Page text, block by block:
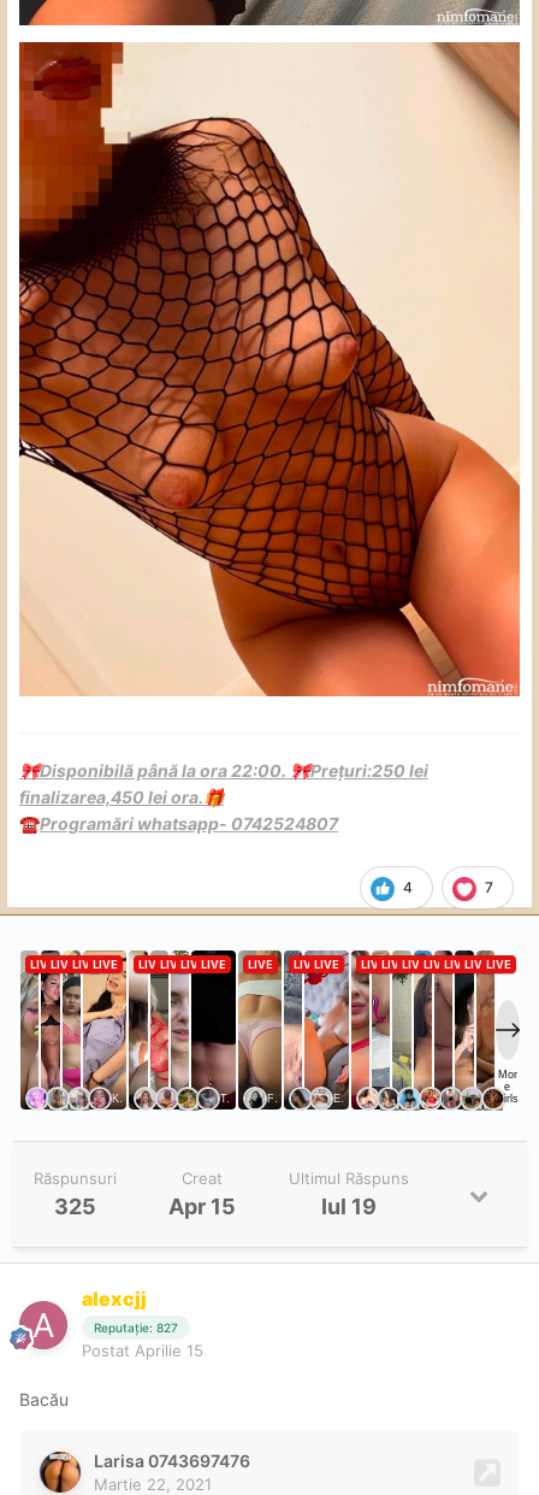
4 7
🎀Disponibilă până la ora 22:00. 🎀Prețuri:250 lei
finalizarea,450 lei ora.🎁
☎️Programări whatsapp- 0742524807
Răspunsuri
325
Creat
Apr 15
Ultimul Răspuns
Iul 19
alexcjj
Reputație: 827
Postat Aprilie 15
Bacău